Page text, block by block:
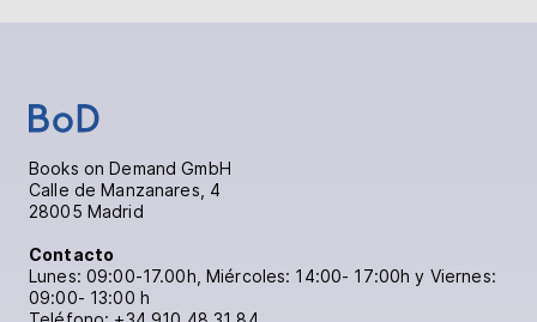
Books on Demand GmbH
Calle de Manzanares, 4
28005 Madrid
Contacto
Lunes: 09:00-17.00h, Miércoles: 14:00- 17:00h y Viernes:
09:00- 13:00 h